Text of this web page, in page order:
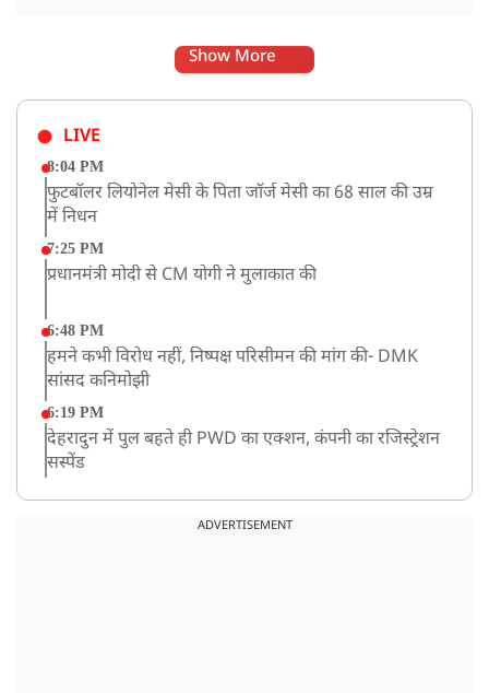
Show More
LIVE
8:04 PM
फुटबॉलर लियोनेल मेसी के पिता जॉर्ज मेसी का 68 साल की उम्र
में निधन
7:25 PM
प्रधानमंत्री मोदी से CM योगी ने मुलाकात की
6:48 PM
हमने कभी विरोध नहीं, निष्पक्ष परिसीमन की मांग की- DMK
सांसद कनिमोझी
6:19 PM
देहरादुन में पुल बहते ही PWD का एक्शन, कंपनी का रजिस्ट्रेशन
सस्पेंड
खराब मौसम की चेतावनी के कारण अमरनाथ यात्रा स्थगित
ADVERTISEMENT